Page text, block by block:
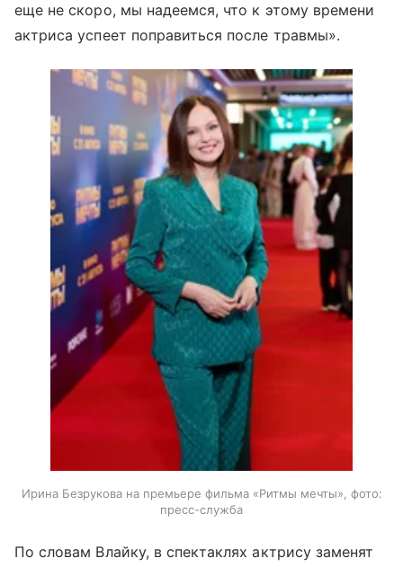
еще не скоро, мы надеемся, что к этому времени
актриса успеет поправиться после травмы».
Ирина Безрукова на премьере фильма «Ритмы мечты», фото:
пресс-служба
По словам Влайку, в спектаклях актрису заменят